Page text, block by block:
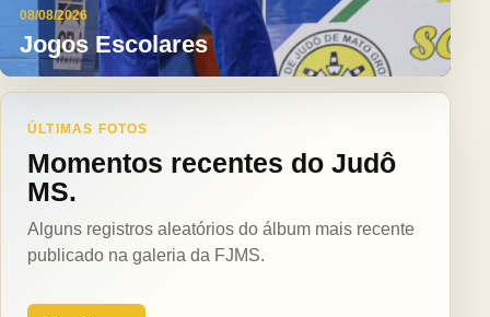
08/08/2026
Jogos Escolares
ÚLTIMAS FOTOS
Momentos recentes do Judô
MS.
Alguns registros aleatórios do álbum mais recente
publicado na galeria da FJMS.